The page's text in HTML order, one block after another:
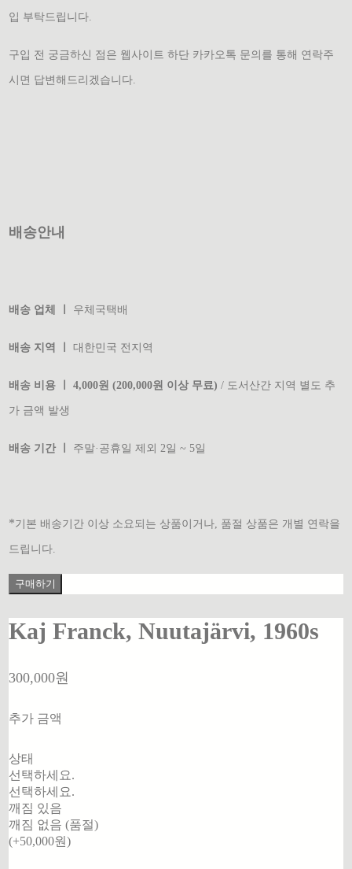
입 부탁드립니다.
구입 전 궁금하신 점은 웹사이트 하단 카카오톡 문의를 통해 연락주
시면 답변해드리겠습니다.
배송안내
배송 업체 ㅣ 우체국택배
배송 지역 ㅣ 대한민국 전지역
배송 비용 ㅣ 4,000원 (200,000원 이상 무료) / 도서산간 지역 별도 추
가 금액 발생
배송 기간 ㅣ 주말·공휴일 제외 2일 ~ 5일
*기본 배송기간 이상 소요되는 상품이거나, 품절 상품은 개별 연락을
드립니다.
구매하기
Kaj Franck, Nuutajärvi, 1960s
300,000원
추가 금액
상태
선택하세요.
선택하세요.
깨짐 있음
깨짐 없음 (품절)
(+50,000원)